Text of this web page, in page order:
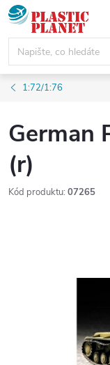
Přejít
na
obsah
1:72/1:76
German
(r)
Kód produktu: 07265